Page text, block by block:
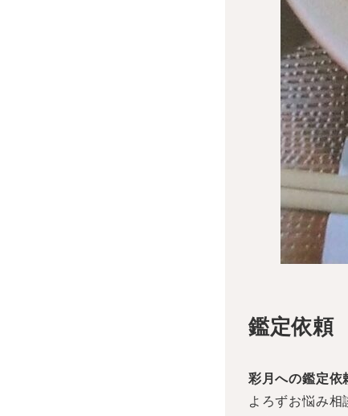
鑑定依頼
彩月への鑑定依
よろずお悩み相